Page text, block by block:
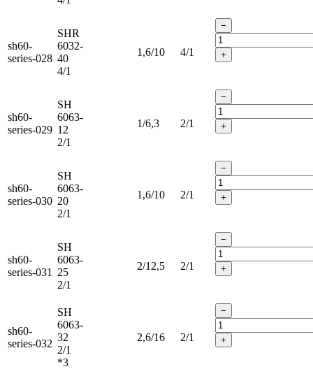
sh60-
series-028
SHR
6032-
40
4/1
1,6/10 4/1
−
+
sh60-
series-029
SH
6063-
12
2/1
1/6,3 2/1
−
+
sh60-
series-030
SH
6063-
20
2/1
1,6/10 2/1
−
+
sh60-
series-031
SH
6063-
25
2/1
2/12,5 2/1
−
+
sh60-
series-032
SH
6063-
32
2/1
*3
2,6/16 2/1
−
+